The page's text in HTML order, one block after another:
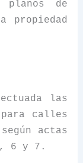
de
propiedad
las
para calles
actas
6 y 7.